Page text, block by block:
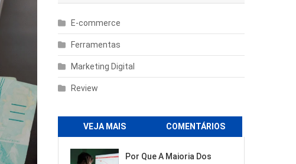
E-commerce
Ferramentas
Marketing Digital
Review
VEJA MAIS COMENTÁRIOS
Por Que A Maioria Dos